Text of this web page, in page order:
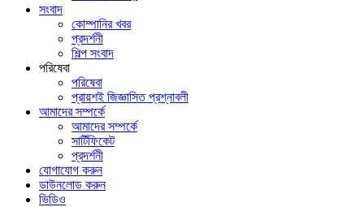
সংবাদ
কোম্পানির খবর
প্রদর্শনী
শিল্প সংবাদ
পরিষেবা
পরিষেবা
প্রায়শই জিজ্ঞাসিত প্রশ্নাবলী
আমাদের সম্পর্কে
আমাদের সম্পর্কে
সার্টিফিকেট
প্রদর্শনী
যোগাযোগ করুন
ডাউনলোড করুন
ভিডিও